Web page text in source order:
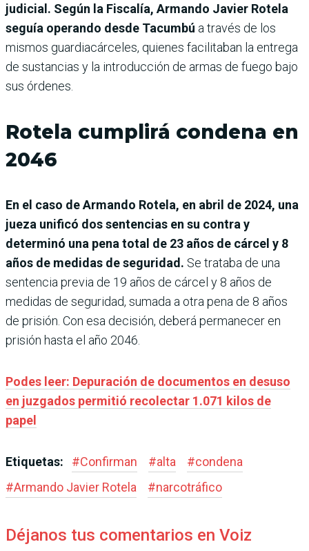
judicial. Según la Fiscalía, Armando Javier Rotela
seguía operando desde Tacumbú a través de los
mismos guardiacárceles, quienes facilitaban la entrega
de sustancias y la introducción de armas de fuego bajo
sus órdenes.
Rotela cumplirá condena en
2046
En el caso de Armando Rotela, en abril de 2024, una
jueza unificó dos sentencias en su contra y
determinó una pena total de 23 años de cárcel y 8
años de medidas de seguridad. Se trataba de una
sentencia previa de 19 años de cárcel y 8 años de
medidas de seguridad, sumada a otra pena de 8 años
de prisión. Con esa decisión, deberá permanecer en
prisión hasta el año 2046.
Podes leer: Depuración de documentos en desuso
en juzgados permitió recolectar 1.071 kilos de
papel
Etiquetas: #Confirman #alta #condena
#Armando Javier Rotela #narcotráfico
Déjanos tus comentarios en Voiz